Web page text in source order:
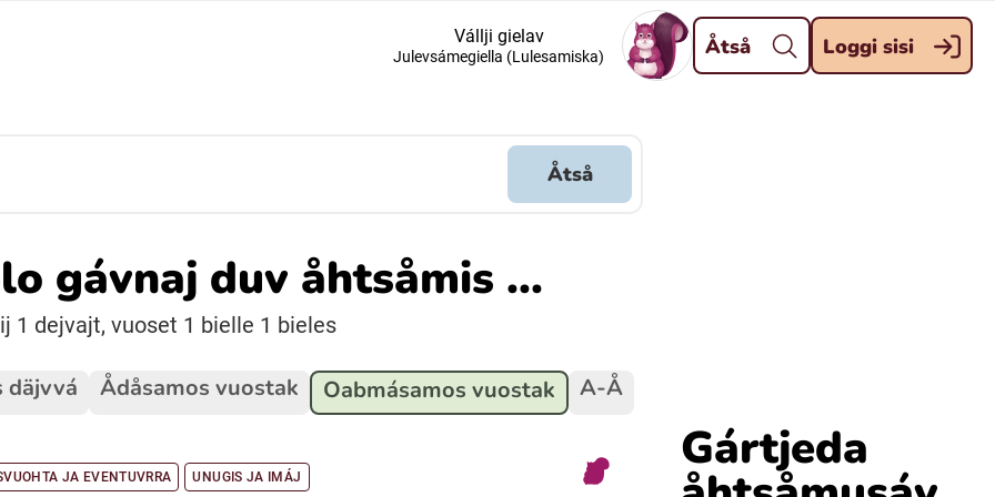
Dahpa
Davvisámegiella (Nordsamiska)
Resanderomani (Romska)
Vállji gielav
Julevsámegiella (Lulesamiska) Åtså Loggi sisi
Åtså
gávnaj duv åhtsåmis ...
1 dejvajt, vuoset 1 bielle 1 bieles
Gártjeda
däjvvá Ådåsamos vuostak Oabmásamos vuostak A-Å
JA EVENTUVRRA UNUGIS JA IMÁJ